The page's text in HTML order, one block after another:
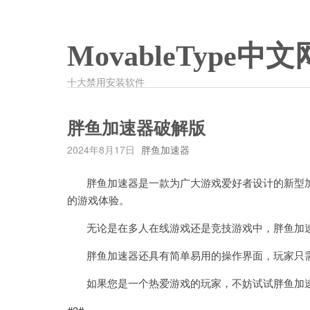
MovableType中文
十大禁用安装软件
胖鱼加速器破解版
2024年8月17日 胖鱼加速器
胖鱼加速器是一款为广大游戏爱好者设计的新型
的游戏体验。
无论是在多人在线游戏还是竞技游戏中，胖鱼加
胖鱼加速器还具有简单易用的操作界面，玩家只
如果您是一个热爱游戏的玩家，不妨试试胖鱼加